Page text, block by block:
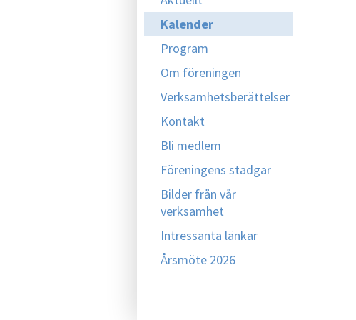
Kalender
Program
Om föreningen
Verksamhetsberättelser
Kontakt
Bli medlem
Föreningens stadgar
Bilder från vår
verksamhet
Intressanta länkar
Årsmöte 2026